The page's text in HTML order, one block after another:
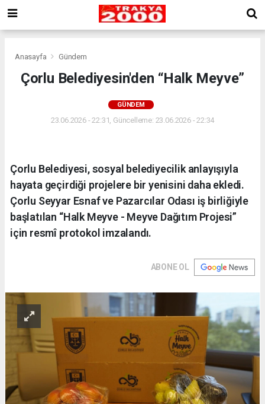
Anasayfa Gündem
Çorlu Belediyesin'den “Halk Meyve”
GÜNDEM
23.06.2026 - 22:31, Güncelleme: 23.06.2026 - 22:34
Çorlu Belediyesi, sosyal belediyecilik anlayışıyla
hayata geçirdiği projelere bir yenisini daha ekledi.
Çorlu Seyyar Esnaf ve Pazarcılar Odası iş birliğiyle
başlatılan “Halk Meyve - Meyve Dağıtım Projesi”
için resmî protokol imzalandı.
ABONE OL